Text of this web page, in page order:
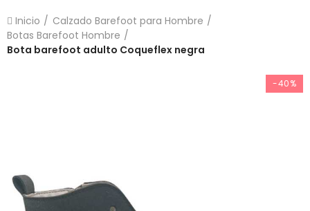
Inicio
Calzado Barefoot para Hombre
Botas Barefoot Hombre
Bota barefoot adulto Coqueflex negra
-40%